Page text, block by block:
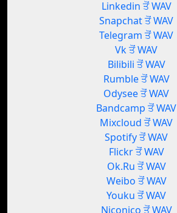
Linkedin ਤੋਂ WAV
Snapchat ਤੋਂ WAV
Telegram ਤੋਂ WAV
Vk ਤੋਂ WAV
Bilibili ਤੋਂ WAV
Rumble ਤੋਂ WAV
Odysee ਤੋਂ WAV
Bandcamp ਤੋਂ WAV
Mixcloud ਤੋਂ WAV
Spotify ਤੋਂ WAV
Flickr ਤੋਂ WAV
Ok.Ru ਤੋਂ WAV
Weibo ਤੋਂ WAV
Youku ਤੋਂ WAV
Niconico ਤੋਂ WAV